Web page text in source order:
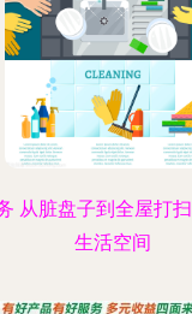
从脏盘子到全屋打
生活空间